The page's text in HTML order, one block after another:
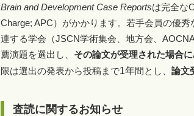
Brain and Development Case Reportsは完全な
Charge; APC）がかかります。若手会員の優
連する学会（JSCN学術集会、地方会、
薦演題を選出し、 その論文が受理された場合に
限は選出の発表から投稿まで1年間とし、 論文
査読に関するお知らせ